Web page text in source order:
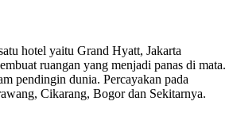
hotel yaitu Grand Hyatt, Jakarta
ruangan yang menjadi panas di mata.
pendingin dunia. Percayakan pada
Cikarang, Bogor dan Sekitarnya.